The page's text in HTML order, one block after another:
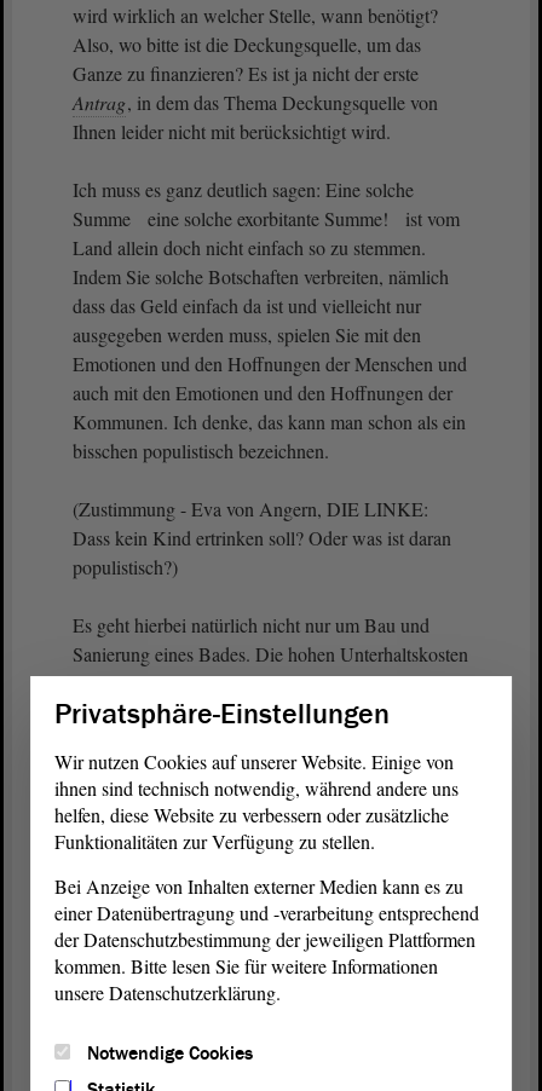
wird wirklich an welcher Stelle, wann benötigt?
Also, wo bitte ist die Deckungsquelle, um das
Ganze zu finanzieren? Es ist ja nicht der erste
Antrag, in dem das Thema Deckungsquelle von
Ihnen leider nicht mit berücksichtigt wird.
Ich muss es ganz deutlich sagen: Eine solche
Summe eine solche exorbitante Summe! ist vom
Land allein doch nicht einfach so zu stemmen.
Indem Sie solche Botschaften verbreiten, nämlich
dass das Geld einfach da ist und vielleicht nur
ausgegeben werden muss, spielen Sie mit den
Emotionen und den Hoffnungen der Menschen und
auch mit den Emotionen und den Hoffnungen der
Kommunen. Ich denke, das kann man schon als ein
bisschen populistisch bezeichnen.
(Zustimmung - Eva von Angern, DIE LINKE:
Dass kein Kind ertrinken soll? Oder was ist daran
populistisch?)
Es geht hierbei natürlich nicht nur um Bau und
Sanierung eines Bades. Die hohen Unterhaltskosten
haben Sie selbst angesprochen. Sie verschwinden
natürlich auch nicht durch ein paar
erforderlich sein. Das Bädergeschäft wird immer ein
Zuschussgeschäft sein. Das können Ihnen die
Kommunen auch versichern. Auch die Probleme
bei der Bereitstellung des Schwimm- und
Rettungspersonals sind nicht einfach vom Tisch zu
wischen. So einfach ist Personal leider nicht zu
generieren, dass man sagt, man macht es ein
bisschen attraktiver. Es ist tatsächlich schwierig.
Das sehen wir auch in anderen Bereichen, wie
Privatsphäre-Einstellungen
Wir nutzen Cookies auf unserer Website. Einige von
ihnen sind technisch notwendig, während andere uns
helfen, diese Website zu verbessern oder zusätzliche
Funktionalitäten zur Verfügung zu stellen.
Bei Anzeige von Inhalten externer Medien kann es zu
einer Datenübertragung und -verarbeitung entsprechend
der Datenschutzbestimmung der jeweiligen Plattformen
kommen. Bitte lesen Sie für weitere Informationen
unsere Datenschutzerklärung.
Notwendige Cookies